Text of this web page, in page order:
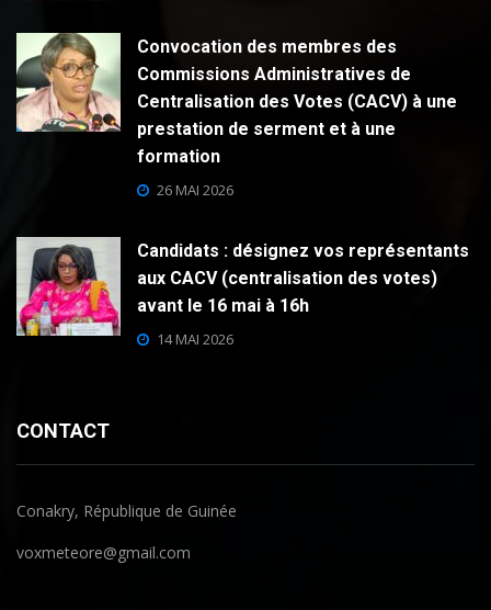
Convocation des membres des
Commissions Administratives de
Centralisation des Votes (CACV) à une
prestation de serment et à une
formation
26 MAI 2026
Candidats : désignez vos représentants
aux CACV (centralisation des votes)
avant le 16 mai à 16h
14 MAI 2026
CONTACT
Conakry, République de Guinée
voxmeteore@gmail.com